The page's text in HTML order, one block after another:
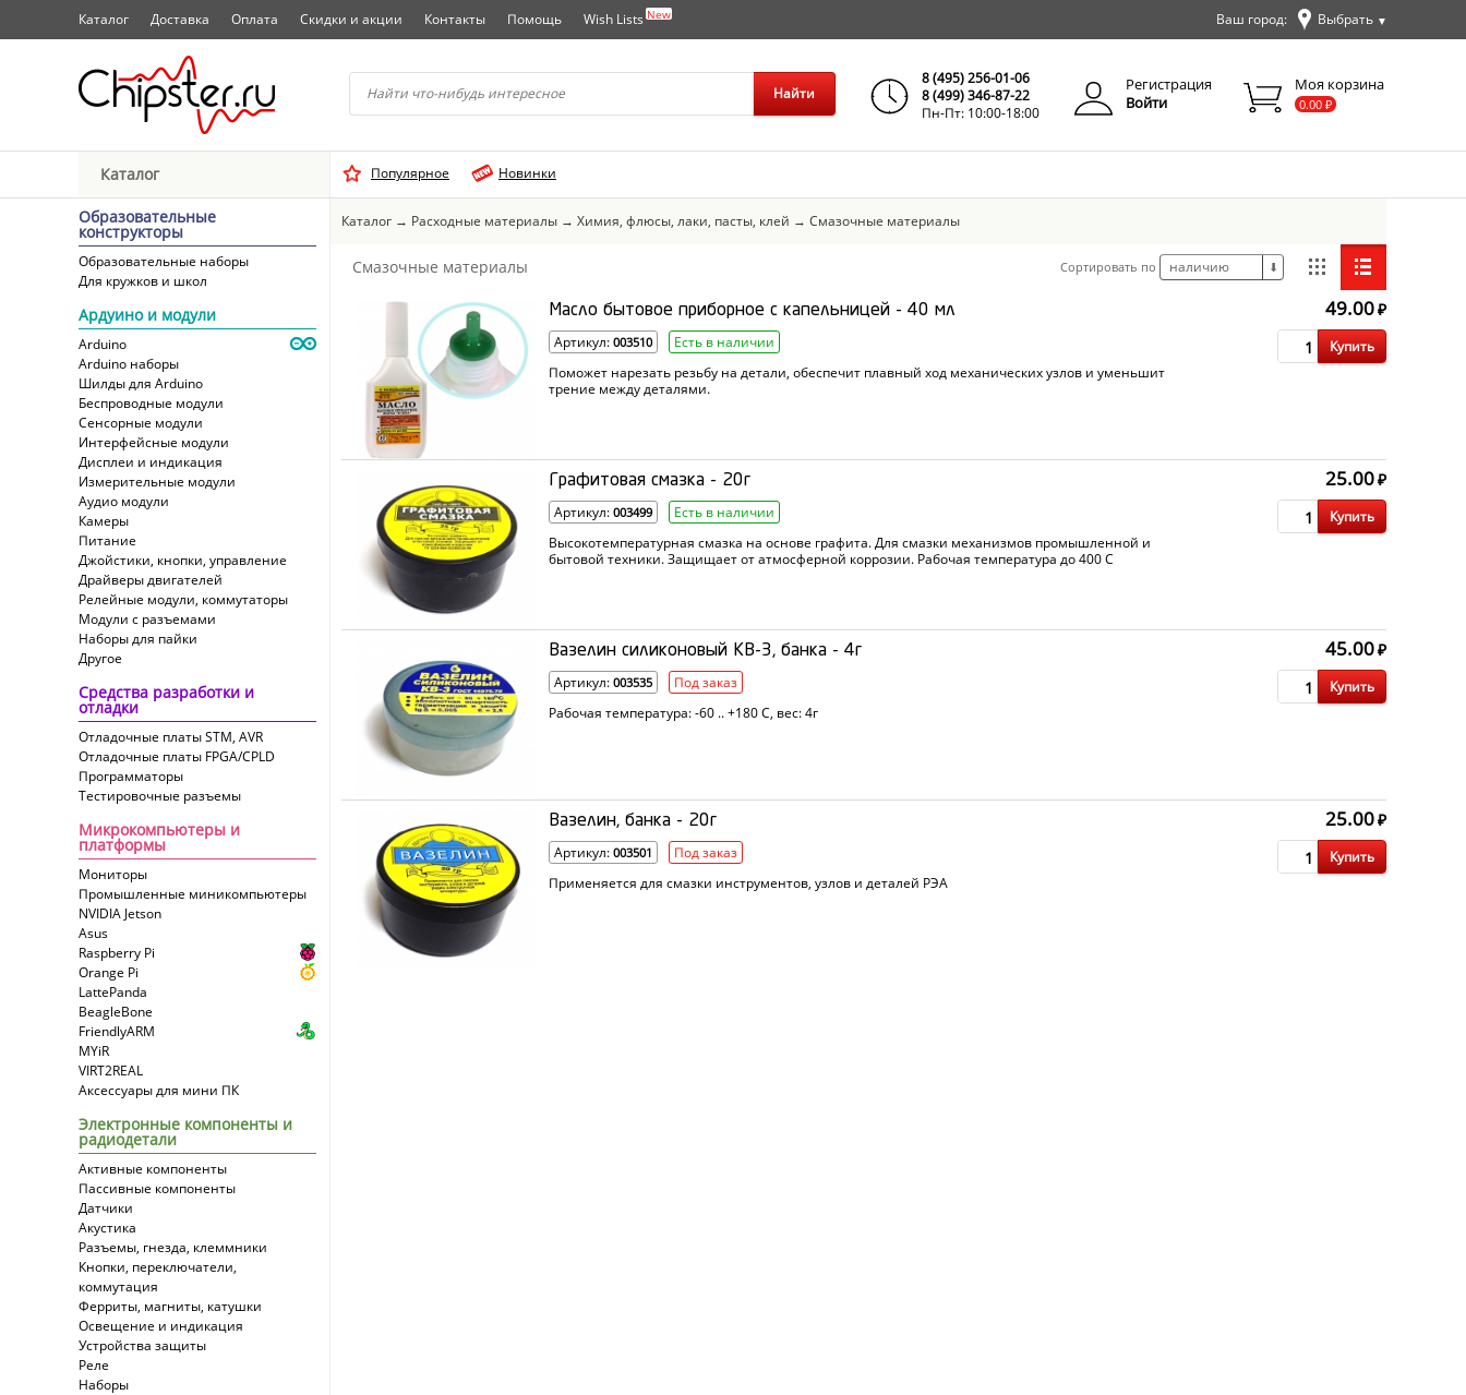
Начните водить название города..
Каталог Доставка Оплата Скидки и акции Контакты Помощь Wish Lists New Ваш город: Выбрать ▼
Найти
8 (495) 256-01-06
8 (499) 346-87-22
Пн-Пт: 10:00-18:00
Регистрация
Войти
Моя корзина
0.00 ₽
Каталог Популярное Новинки
Образовательные
конструкторы
Образовательные наборы
Для кружков и школ
Ардуино и модули
Arduino
Arduino наборы
Шилды для Arduino
Беспроводные модули
Сенсорные модули
Интерфейсные модули
Дисплеи и индикация
Измерительные модули
Аудио модули
Камеры
Питание
Джойстики, кнопки, управление
Драйверы двигателей
Релейные модули, коммутаторы
Модули с разъемами
Наборы для пайки
Другое
Средства разработки и
отладки
Отладочные платы STM, AVR
Отладочные платы FPGA/CPLD
Программаторы
Тестировочные разъемы
Микрокомпьютеры и
платформы
Мониторы
Промышленные миникомпьютеры
NVIDIA Jetson
Asus
Raspberry Pi
Orange Pi
LattePanda
BeagleBone
FriendlyARM
MYiR
VIRT2REAL
Аксессуары для мини ПК
Электронные компоненты и
радиодетали
Активные компоненты
Пассивные компоненты
Датчики
Акустика
Разъемы, гнезда, клеммники
Кнопки, переключатели,
коммутация
Ферриты, магниты, катушки
Освещение и индикация
Устройства защиты
Реле
Наборы
Каталог → Расходные материалы → Химия, флюсы, лаки, пасты, клей → Смазочные материалы
Смазочные материалы Сортировать по наличию ⬇
Масло бытовое приборное с капельницей - 40 мл
Артикул: 003510
Есть в наличии
Поможет нарезать резьбу на детали, обеспечит плавный ход механических узлов и уменьшит
трение между деталями.
49.00₽
Купить
Графитовая смазка - 20г
Артикул: 003499
Есть в наличии
Высокотемпературная смазка на основе графита. Для смазки механизмов промышленной и
бытовой техники. Защищает от атмосферной коррозии. Рабочая температура до 400 C
25.00₽
Купить
Вазелин силиконовый КВ-3, банка - 4г
Артикул: 003535
Под заказ
Рабочая температура: -60 .. +180 С, вес: 4г
45.00₽
Купить
Вазелин, банка - 20г
Артикул: 003501
Под заказ
Применяется для смазки инструментов, узлов и деталей РЭА
25.00₽
Купить